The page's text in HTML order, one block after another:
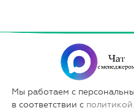
Мы работаем с
в соответствии с политикой.